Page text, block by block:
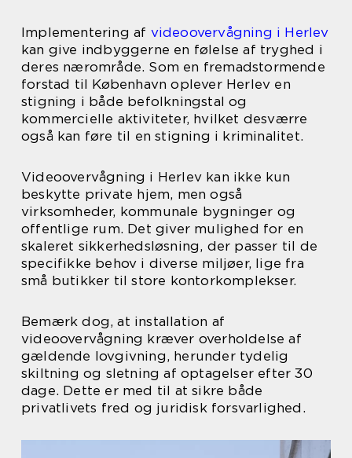
Implementering af videoovervågning i Herlev
kan give indbyggerne en følelse af tryghed i
deres nærområde. Som en fremadstormende
forstad til København oplever Herlev en
stigning i både befolkningstal og
kommercielle aktiviteter, hvilket desværre
også kan føre til en stigning i kriminalitet.
Videoovervågning i Herlev kan ikke kun
beskytte private hjem, men også
virksomheder, kommunale bygninger og
offentlige rum. Det giver mulighed for en
skaleret sikkerhedsløsning, der passer til de
specifikke behov i diverse miljøer, lige fra
små butikker til store kontorkomplekser.
Bemærk dog, at installation af
videoovervågning kræver overholdelse af
gældende lovgivning, herunder tydelig
skiltning og sletning af optagelser efter 30
dage. Dette er med til at sikre både
privatlivets fred og juridisk forsvarlighed.